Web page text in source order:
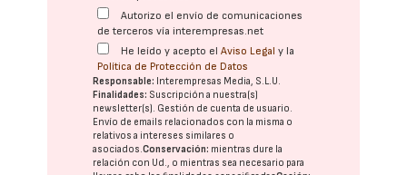
Autorizo el envío de comunicaciones
de terceros vía interempresas.net
He leído y acepto elAviso Legal y la
Política de Protección de Datos
Responsable: Interempresas Media, S.L.U.
Finalidades: Suscripción a nuestra(s)
newsletter(s). Gestión de cuenta de usuario.
Envío de emails relacionados con la misma o
relativos a intereses similares o
asociados.Conservación: mientras dure la
relación con Ud., o mientras sea necesario para